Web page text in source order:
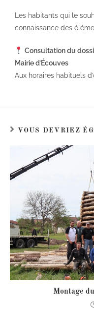
Les habitants qui le
connaissance des
Consultation du
Mairie d’Écouves
Aux horaires habituels
VOUS DEVRIEZ
Montage